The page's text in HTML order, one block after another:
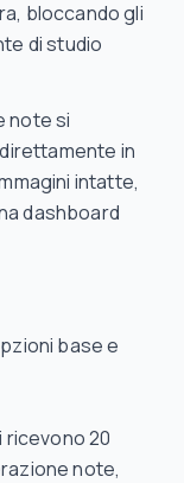
bloccando gli
di studio
note si
in
intatte,
dashboard
base e
ricevono 20
note,